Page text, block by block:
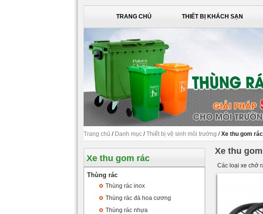
TRANG CHỦ THIẾT BỊ KHÁCH SẠN
Trang chủ / Danh mục /Thiết bị vệ sinh môi trường /Xe thu gom rác
Xe thu gom rác
Thùng rác
Thùng rác inox
Thùng rác đá hoa cương
Thùng rác nhựa
Xe thu
Các loại xe chở